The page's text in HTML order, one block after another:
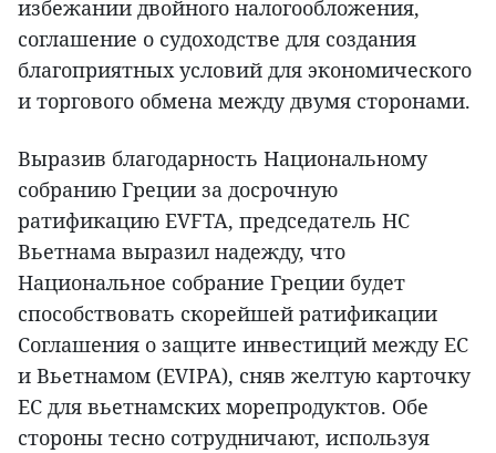
избежании двойного налогообложения,
соглашение о судоходстве для создания
благоприятных условий для экономического
и торгового обмена между двумя сторонами.
Выразив благодарность Национальному
собранию Греции за досрочную
ратификацию EVFTA, председатель НС
Вьетнама выразил надежду, что
Национальное собрание Греции будет
способствовать скорейшей ратификации
Соглашения о защите инвестиций между ЕС
и Вьетнамом (EVIPA), сняв желтую карточку
ЕС для вьетнамских морепродуктов. Обе
стороны тесно сотрудничают, используя